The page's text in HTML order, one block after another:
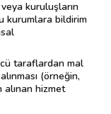
kuruluşların
kurumlara bildirim
taraflardan mal
(örneğin,
alınan hizmet